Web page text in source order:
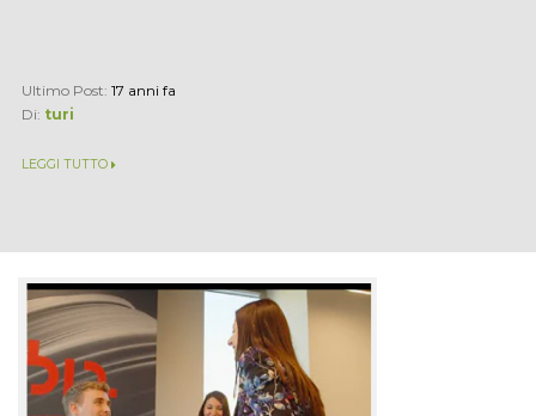
Ultimo Post: 17 anni fa
Di: turi
LEGGI TUTTO